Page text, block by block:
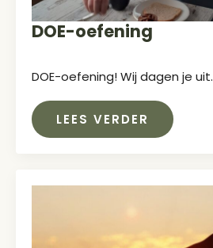
DOE-oefening
DOE-oefening! Wij dagen je uit.
LEES VERDER